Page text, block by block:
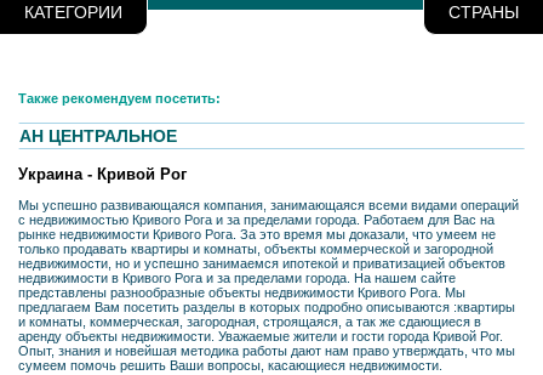
КАТЕГОРИИ СТРАНЫ
Также рекомендуем посетить:
АН ЦЕНТРАЛЬНОЕ
Украина - Кривой Рог
Мы успешно развивающаяся компания, занимающаяся всеми видами операций
с недвижимостью Кривого Рога и за пределами города. Работаем для Вас на
рынке недвижимости Кривого Рога. За это время мы доказали, что умеем не
только продавать квартиры и комнаты, объекты коммерческой и загородной
недвижимости, но и успешно занимаемся ипотекой и приватизацией объектов
недвижимости в Кривого Рога и за пределами города. На нашем сайте
представлены разнообразные объекты недвижимости Кривого Рога. Мы
предлагаем Вам посетить разделы в которых подробно описываются :квартиры
и комнаты, коммерческая, загородная, строящаяся, а так же сдающиеся в
аренду объекты недвижимости. Уважаемые жители и гости города Кривой Рог.
Опыт, знания и новейшая методика работы дают нам право утверждать, что мы
сумеем помочь решить Ваши вопросы, касающиеся недвижимости.